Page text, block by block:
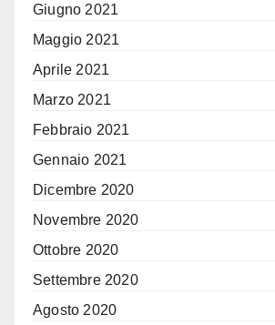
Giugno 2021
Maggio 2021
Aprile 2021
Marzo 2021
Febbraio 2021
Gennaio 2021
Dicembre 2020
Novembre 2020
Ottobre 2020
Settembre 2020
Agosto 2020